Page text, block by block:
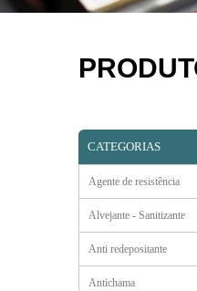
CATEGORIAS
Agente de resistência
Alvejante - Sanitizante
Anti redepositante
Antichama